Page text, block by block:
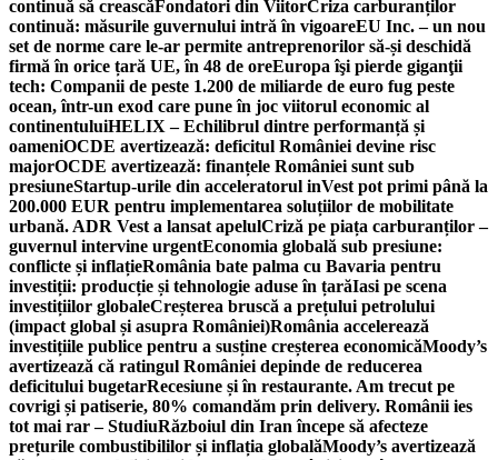
continuă să creascăFondatori din ViitorCriza carburanților
continuă: măsurile guvernului intră în vigoareEU Inc. – un nou
set de norme care le-ar permite antreprenorilor să-și deschidă
firmă în orice țară UE, în 48 de oreEuropa îşi pierde giganţii
tech: Companii de peste 1.200 de miliarde de euro fug peste
ocean, într-un exod care pune în joc viitorul economic al
continentuluiHELIX – Echilibrul dintre performanță și
oameniOCDE avertizează: deficitul României devine risc
majorOCDE avertizează: finanțele României sunt sub
presiuneStartup-urile din acceleratorul inVest pot primi până la
200.000 EUR pentru implementarea soluțiilor de mobilitate
urbană. ADR Vest a lansat apelulCriză pe piața carburanților –
guvernul intervine urgentEconomia globală sub presiune:
conflicte și inflațieRomânia bate palma cu Bavaria pentru
investiții: producție și tehnologie aduse în țarăIasi pe scena
investițiilor globaleCreșterea bruscă a prețului petrolului
(impact global și asupra României)România accelerează
investițiile publice pentru a susține creșterea economicăMoody’s
avertizează că ratingul României depinde de reducerea
deficitului bugetarRecesiune și în restaurante. Am trecut pe
covrigi și patiserie, 80% comandăm prin delivery. Românii ies
tot mai rar – StudiuRăzboiul din Iran începe să afecteze
prețurile combustibililor și inflația globalăMoody’s avertizează